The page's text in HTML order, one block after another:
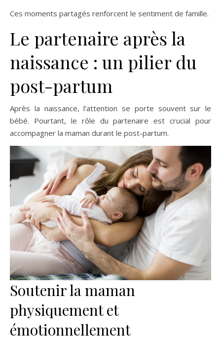
Ces moments partagés renforcent le sentiment de famille.
Le partenaire après la
naissance : un pilier du
post-partum
Après la naissance, l’attention se porte souvent sur le
bébé. Pourtant, le rôle du partenaire est crucial pour
accompagner la maman durant le post-partum.
Soutenir la maman
physiquement et
émotionnellement